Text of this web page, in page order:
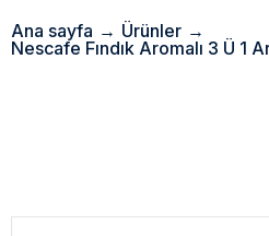
Ana sayfa → Ürünler →
Nescafe Fındık Aromalı 3 Ü 1